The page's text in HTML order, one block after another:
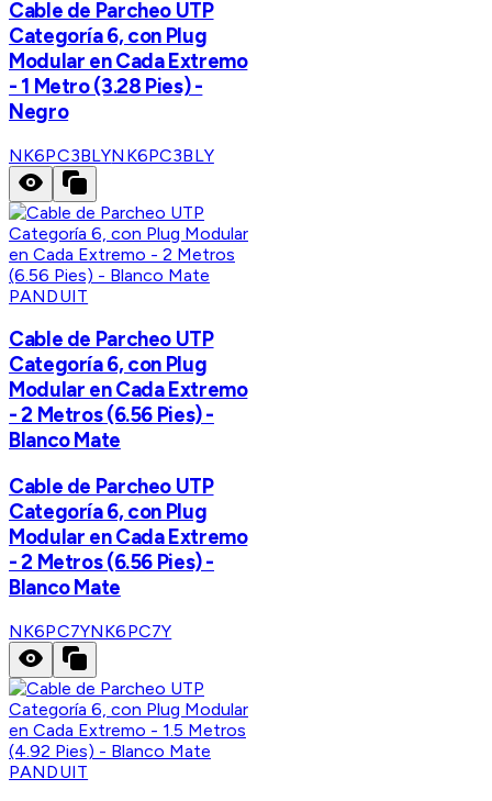
Cable de Parcheo UTP
Categoría 6, con Plug
Modular en Cada Extremo
- 1 Metro (3.28 Pies) -
Negro
NK6PC3BLYNK6PC3BLY
PANDUIT
Cable de Parcheo UTP
Categoría 6, con Plug
Modular en Cada Extremo
- 2 Metros (6.56 Pies) -
Blanco Mate
Cable de Parcheo UTP
Categoría 6, con Plug
Modular en Cada Extremo
- 2 Metros (6.56 Pies) -
Blanco Mate
NK6PC7YNK6PC7Y
PANDUIT